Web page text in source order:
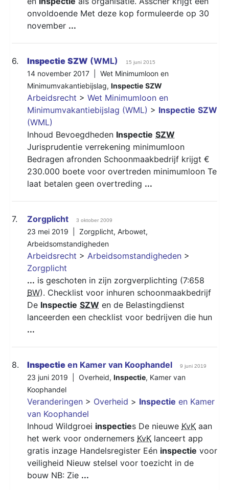
onvoldoende Met deze kop formuleerde op 30
november ...
6. Inspectie SZW (WML) 15 juni 2015
14 november 2017 | Wet Minimumloon en
Minimumvakantiebijslag, Inspectie SZW
Arbeidsrecht > Wet Minimumloon en
Minimumvakantiebijslag (WML) > Inspectie SZW
(WML)
Inhoud Bevoegdheden Inspectie SZW
Jurisprudentie verrekening minimumloon
Bedragen afronden Schoonmaakbedrijf krijgt €
230.000 boete voor overtreden minimumloon Te
laat betalen geen overtreding ...
7. Zorgplicht 3 oktober 2009
23 mei 2019 | Zorgplicht, Arbowet,
Arbeidsomstandigheden
Arbeidsrecht > Arbeidsomstandigheden >
Zorgplicht
... is geschoten in zijn zorgverplichting (7:658
BW). Checklist voor inhuren schoonmaakbedrijf
De Inspectie SZW en de Belastingdienst
lanceerden een checklist voor bedrijven die hun
...
8. Inspectie en Kamer van Koophandel 9 juni 2019
23 juni 2019 | Overheid, Inspectie, Kamer van
Koophandel
Veranderingen > Overheid > Inspectie en Kamer
van Koophandel
Inhoud Wildgroei inspecties De nieuwe KvK aan
het werk voor ondernemers KvK lanceert app
gratis inzage Handelsregister Eén inspectie voor
veiligheid Nieuw stelsel voor toezicht in de
bouw NB: Zie ...